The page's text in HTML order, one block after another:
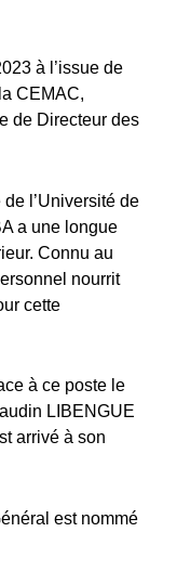
à l’issue de
CEMAC,
de Directeur des
l’Université de
a une longue
Connu au
nourrit
cette
à ce poste le
LIBENGUE
arrivé à son
est nommé